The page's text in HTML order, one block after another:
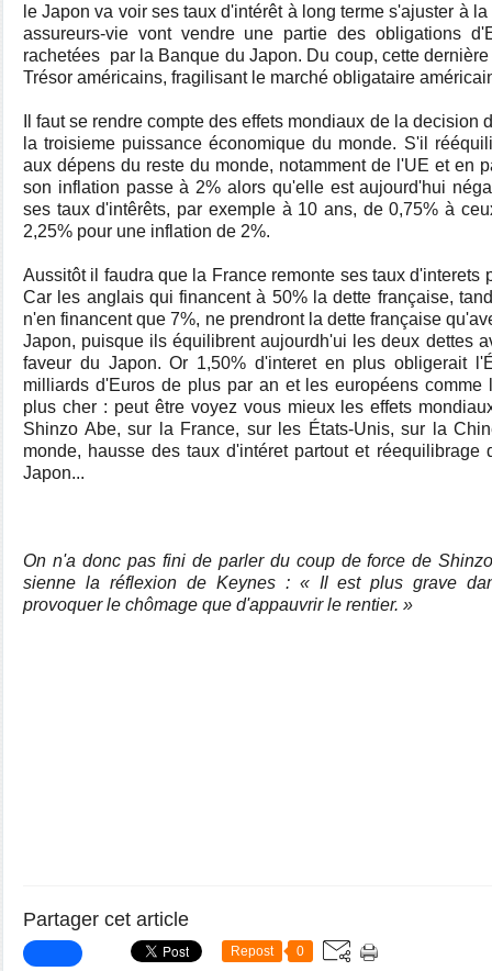
le Japon va voir ses taux d'intérêt à long terme s'ajuster à
assureurs-vie vont vendre une partie des obligations
rachetées par la Banque du Japon. Du coup, cette
Trésor américains, fragilisant le marché obligataire
Il faut se rendre compte des effets mondiaux de la decision
la troisieme puissance économique du monde. S'il
aux dépens du reste du monde, notamment de l'UE et en
son inflation passe à 2% alors qu'elle est aujourd'hui
ses taux d'intêrêts, par exemple à 10 ans, de 0,75% à
2,25% pour une inflation de 2%.
Aussitôt il faudra que la France remonte ses taux d'interets
Car les anglais qui financent à 50% la dette française,
n'en financent que 7%, ne prendront la dette française
Japon, puisque ils équilibrent aujourdh'ui les deux dettes
faveur du Japon. Or 1,50% d'interet en plus obligerait
milliards d'Euros de plus par an et les européens comme
plus cher : peut être voyez vous mieux les effets
Shinzo Abe, sur la France, sur les États-Unis, sur la
monde, hausse des taux d'intéret partout et réequilibrage
Japon...
On n'a donc pas fini de parler du coup de force de
sienne la réflexion de Keynes : « Il est plus grave
provoquer le chômage que d'appauvrir le rentier. »
Partager cet article
Repost 0